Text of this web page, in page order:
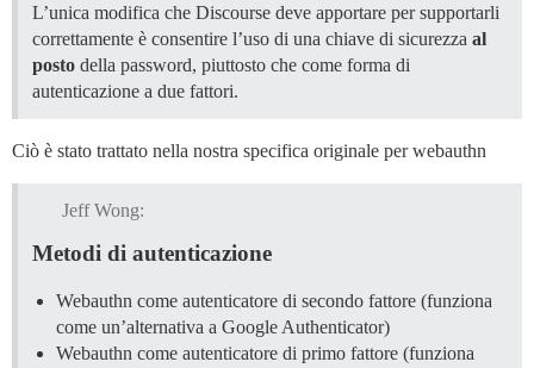
L’unica modifica che Discourse deve apportare per supportarli
correttamente è consentire l’uso di una chiave di sicurezza al
posto della password, piuttosto che come forma di
autenticazione a due fattori.
Ciò è stato trattato nella nostra specifica originale per webauthn
Jeff Wong:
Metodi di autenticazione
Webauthn come autenticatore di secondo fattore (funziona
come un’alternativa a Google Authenticator)
Webauthn come autenticatore di primo fattore (funziona